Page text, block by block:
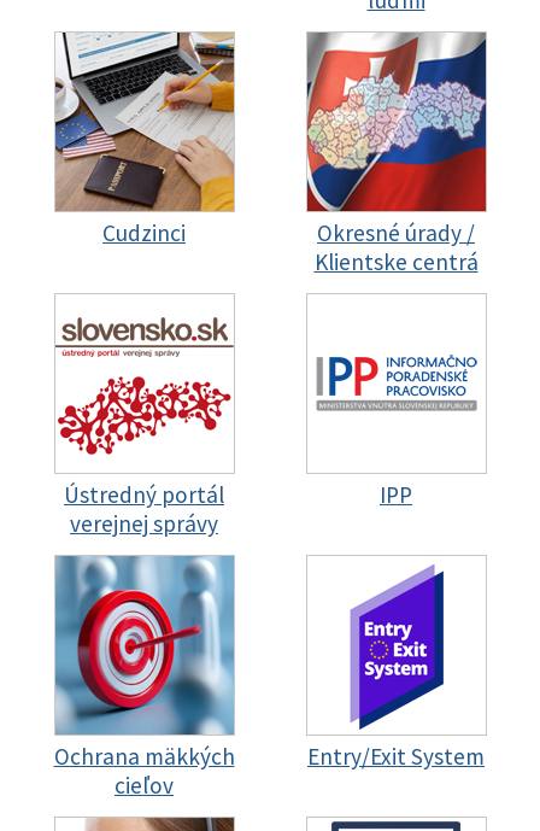
Cudzinci
Okresné úrady /
Klientske centrá
Ústredný portál
verejnej správy
IPP
Ochrana mäkkých
cieľov
Entry/Exit System